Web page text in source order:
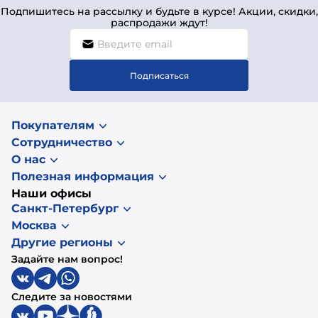
Подпишитесь на рассылку и будьте в курсе! Акции, скидки,
распродажи ждут!
Подписаться
Покупателям
Сотрудничество
О нас
Полезная информация
Наши офисы
Санкт-Петербург
Москва
Другие регионы
Задайте нам вопрос!
Следите за новостями